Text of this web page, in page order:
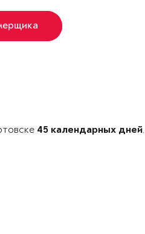
45 календарных дней.